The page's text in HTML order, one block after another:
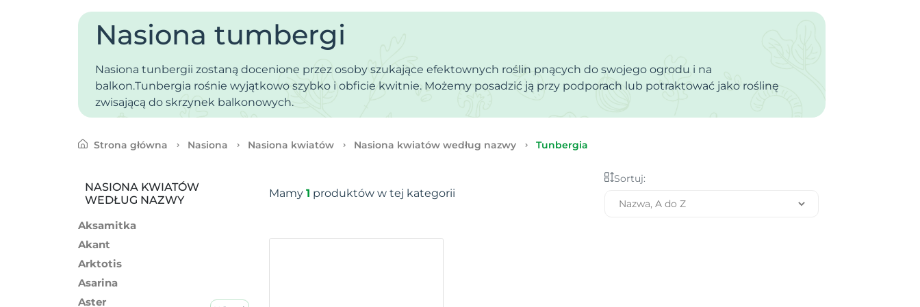
Nasiona tumbergi
Nasiona tunbergii zostaną docenione przez osoby szukające efektownych roślin pnących do swojego ogrodu i na
balkon.Tunbergia rośnie wyjątkowo szybko i obficie kwitnie. Możemy posadzić ją przy podporach lub potraktować jako roślinę
zwisającą do skrzynek balkonowych.
Strona główna Nasiona Nasiona kwiatów Nasiona kwiatów według nazwy Tunbergia
NASIONA KWIATÓW
WEDŁUG NAZWY
Aksamitka
Akant
Arktotis
Asarina
Aster
Mamy 1 produktów w tej kategorii
Sortuj: